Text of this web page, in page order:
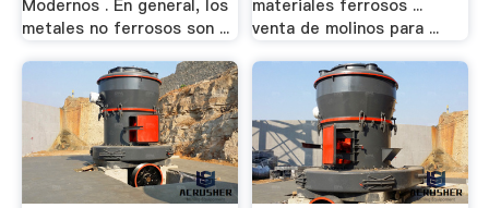
Modernos . En general, los
metales no ferrosos son ...
materiales ferrosos ...
venta de molinos para ...